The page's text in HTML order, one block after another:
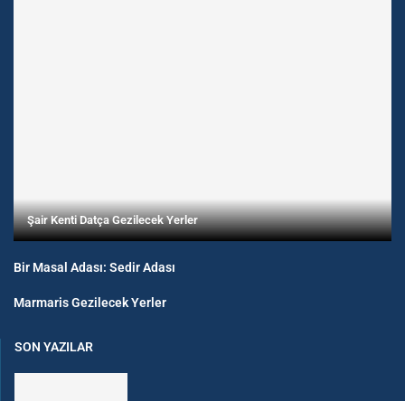
Şair Kenti Datça Gezilecek Yerler
Bir Masal Adası: Sedir Adası
Marmaris Gezilecek Yerler
SON YAZILAR